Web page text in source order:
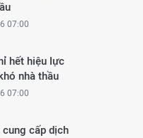
07:00
hết hiệu lực
nhà thầu
07:00
cấp dịch